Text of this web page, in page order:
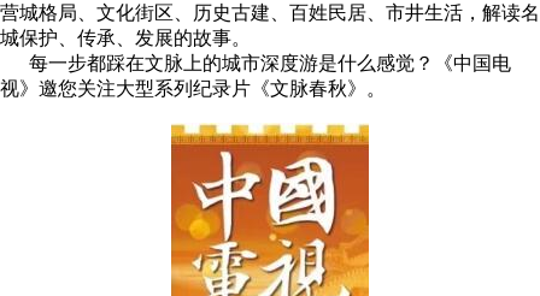
营城格局、文化街区、历史古建、百姓民居、市井生活，解读名
城保护、传承、发展的故事。
每一步都踩在文脉上的城市深度游是什么感觉？《中国电
视》邀您关注大型系列纪录片《文脉春秋》。